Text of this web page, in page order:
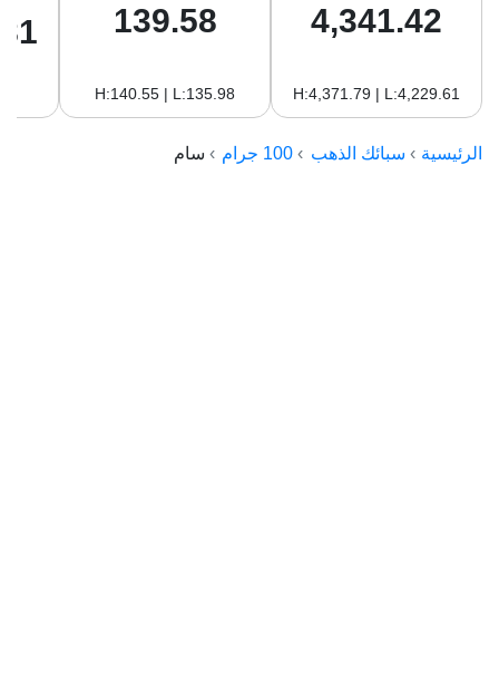
سليمة جولد
سويس جولد
نجم الدين4,341.42
H:4,371.79 | L:4,229.61
139.58
H:140.55 | L:135.98
الرئيسية سبائك الذهب 100 جرام سام